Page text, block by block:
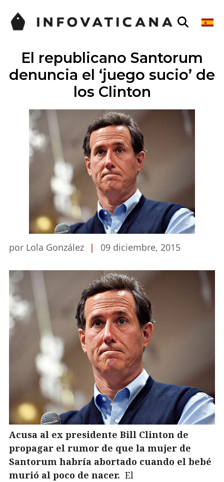
El republicano Santorum
denuncia el ‘juego sucio’ de
los Clinton
por Lola González | 09 diciembre, 2015
Acusa al ex presidente Bill Clinton de
propagar el rumor de que la mujer de
Santorum habría abortado cuando el bebé
murió al poco de nacer. El